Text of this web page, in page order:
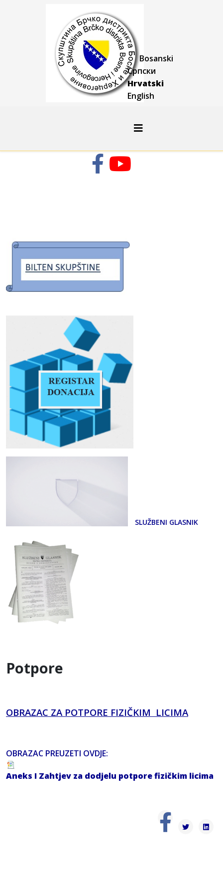
Bosanski
Српски
Hrvatski
English
SLUŽBENI GLASNIK
Potpore
OBRAZAC ZA POTPORE FIZIČKIM LICIMA
OBRAZAC PREUZETI OVDJE:
Aneks I Zahtjev za dodjelu potpore fizičkim licima